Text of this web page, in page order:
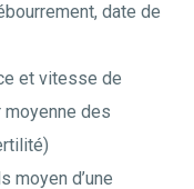
date de
et vitesse de
moyenne des
moyen d’une